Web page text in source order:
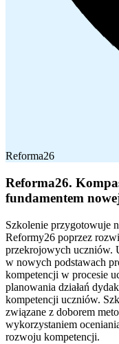
Reforma26
Reforma26.
fundamentem
Szkolenie przygotowuje
Reformy26 poprzez
przekrojowych uczniów.
w nowych podstawach
kompetencji w procesie
planowania działań
kompetencji uczniów.
związane z doborem
wykorzystaniem
rozwoju kompetencji.